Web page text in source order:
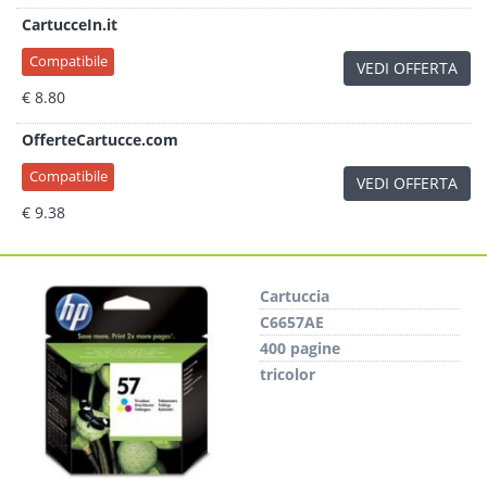
CartucceIn.it
Compatibile
€ 8.80
VEDI OFFERTA
OfferteCartucce.com
Compatibile
€ 9.38
VEDI OFFERTA
Cartuccia
C6657AE
400 pagine
tricolor